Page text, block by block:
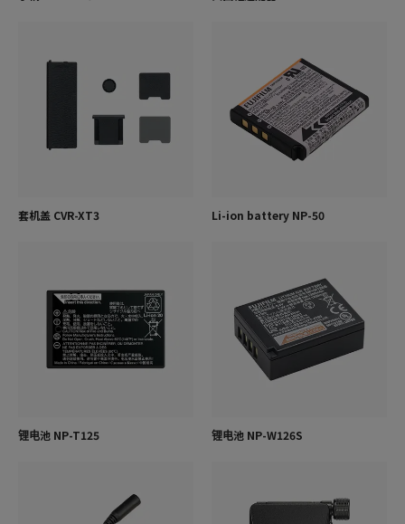
套机盖 CVR-XT3 Li-ion battery NP-50
锂电池 NP-T125 锂电池 NP-W126S